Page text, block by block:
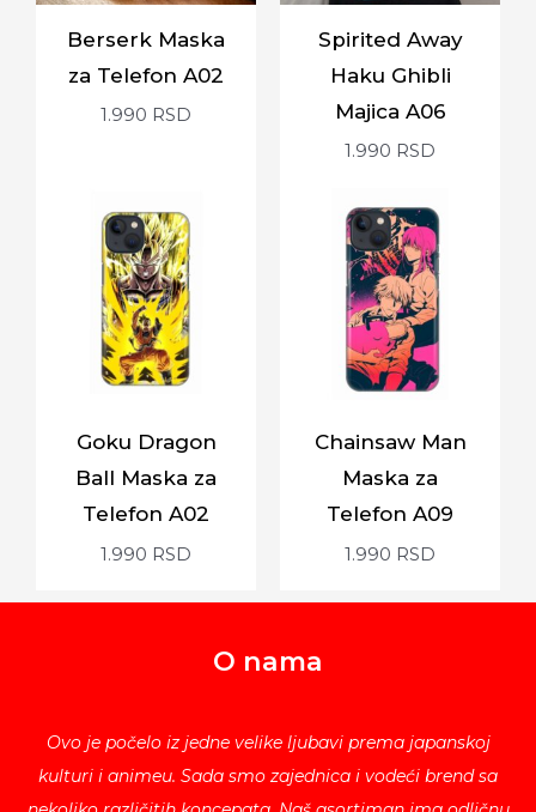
Berserk Maska
za Telefon A02
1.990 RSD
Spirited Away
Haku Ghibli
Majica A06
1.990 RSD
Goku Dragon
Ball Maska za
Telefon A02
1.990 RSD
Chainsaw Man
Maska za
Telefon A09
1.990 RSD
O nama
Ovo je počelo iz jedne velike ljubavi prema japanskoj
kulturi i animeu. Sada smo zajednica i vodeći brend sa